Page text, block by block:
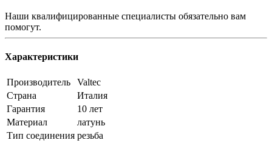
Наши квалифицированные специалисты обязательно вам
помогут.
Характеристики
Производитель
Valtec
Страна
Италия
Гарантия
10 лет
Материал
латунь
Тип соединения резьба